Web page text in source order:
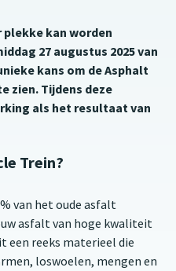
kan worden
27 augustus 2025 van
kans om de Asphalt
zien. Tijdens deze
als het resultaat van
Trein?
van het oude asfalt
asfalt van hoge kwaliteit
een reeks materieel die
loswoelen, mengen en